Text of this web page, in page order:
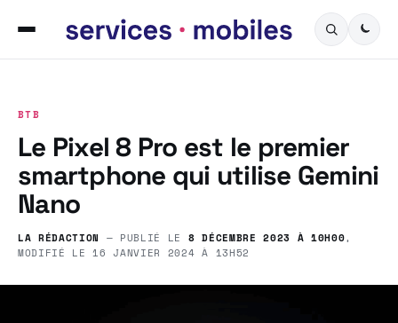
BTB
Le Pixel 8 Pro est le premier
smartphone qui utilise Gemini
Nano
LA RÉDACTION — PUBLIÉ LE 8 DÉCEMBRE 2023 À 10H00,
MODIFIÉ LE16 JANVIER 2024 À 13H52